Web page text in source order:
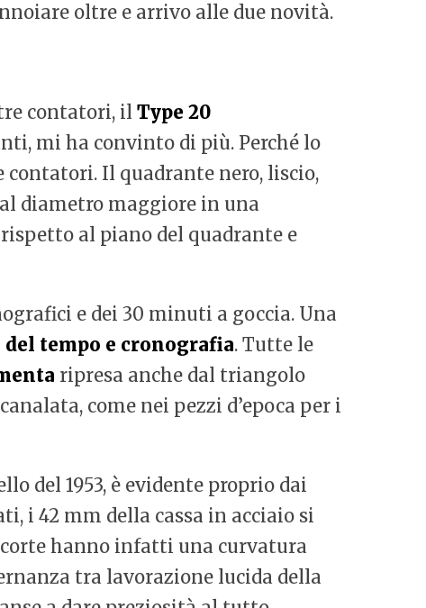
oltre e arrivo alle due novità.
contatori, il Type 20
mi ha convinto di più. Perché lo
Il quadrante nero, liscio,
diametro maggiore in una
al piano del quadrante e
e dei 30 minuti a goccia. Una
del tempo e cronografia. Tutte le
ripresa anche dal triangolo
come nei pezzi d’epoca per i
del 1953, è evidente proprio dai
i 42 mm della cassa in acciaio si
hanno infatti una curvatura
tra lavorazione lucida della